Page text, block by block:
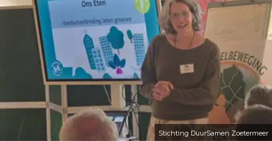
Stichting DuurSamen Zoetermeer